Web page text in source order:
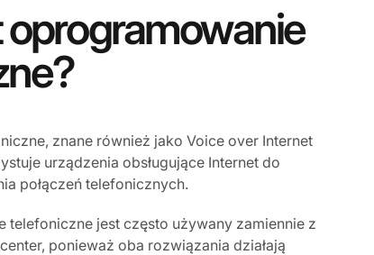
oprogramowanie
znane również jako Voice over Internet
urządzenia obsługujące Internet do
połączeń telefonicznych.
telefoniczne jest często używany zamiennie z
ponieważ oba rozwiązania działają